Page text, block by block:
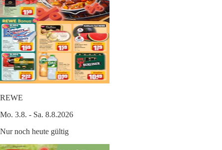
REWE
Mo. 3.8. - Sa. 8.8.2026
Nur noch heute gültig